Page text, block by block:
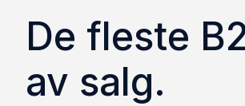
De fleste
av salg.